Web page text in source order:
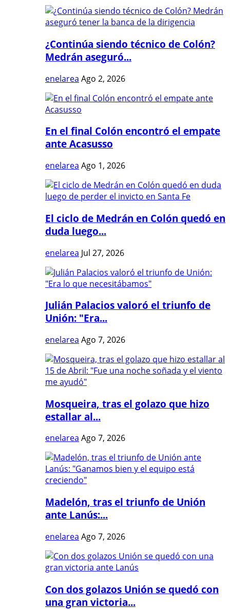
¿Continúa siendo técnico de Colón?
Medrán aseguró...
enelarea Ago 2, 2026
En el final Colón encontró el empate
ante Acasusso
enelarea Ago 1, 2026
El ciclo de Medrán en Colón quedó en
duda luego...
enelarea Jul 27, 2026
Julián Palacios valoró el triunfo de
Unión: "Era...
enelarea Ago 7, 2026
Mosqueira, tras el golazo que hizo
estallar al...
enelarea Ago 7, 2026
Madelón, tras el triunfo de Unión
ante Lanús:...
enelarea Ago 7, 2026
Con dos golazos Unión se quedó con
una gran victoria...